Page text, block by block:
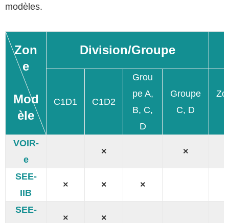
modèles.
Zon
e
Mod
èle
Division/Groupe
C1D1 C1D2
Grou
pe A,
B, C,
D
Groupe
C, D
VOIR-
e
× ×
SEE-
IIB
× × ×
SEE-
× ×